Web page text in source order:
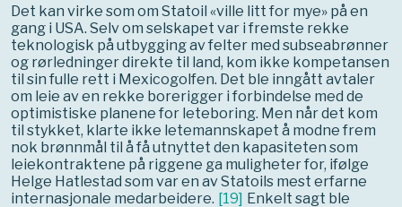
Det kan virke som om Statoil «ville litt for mye» på en
gang i USA. Selv om selskapet var i fremste rekke
teknologisk på utbygging av felter med subseabrønner
og rørledninger direkte til land, kom ikke kompetansen
til sin fulle rett i Mexicogolfen. Det ble inngått avtaler
om leie av en rekke borerigger i forbindelse med de
optimistiske planene for leteboring. Men når det kom
til stykket, klarte ikke letemannskapet å modne frem
nok brønnmål til å få utnyttet den kapasiteten som
leiekontraktene på riggene ga muligheter for, ifølge
Helge Hatlestad som var en av Statoils mest erfarne
internasjonale medarbeidere. [19] Enkelt sagt ble